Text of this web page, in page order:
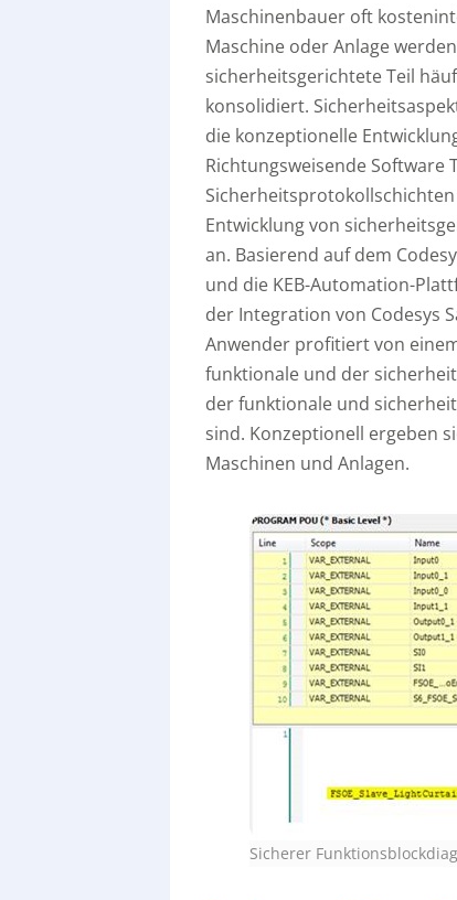
Maschinenbauer oft
Maschine oder Anlage
sicherheitsgerichtete Teil
konsolidiert.
die konzeptionelle
Richtungsweisende Software
Entwicklung von
an. Basierend auf dem
und die KEB-Automation-
der Integration von Codesys
Anwender profitiert von
funktionale und der
der funktionale und
sind. Konzeptionell ergeben
Maschinen und Anlagen.
Sicherer